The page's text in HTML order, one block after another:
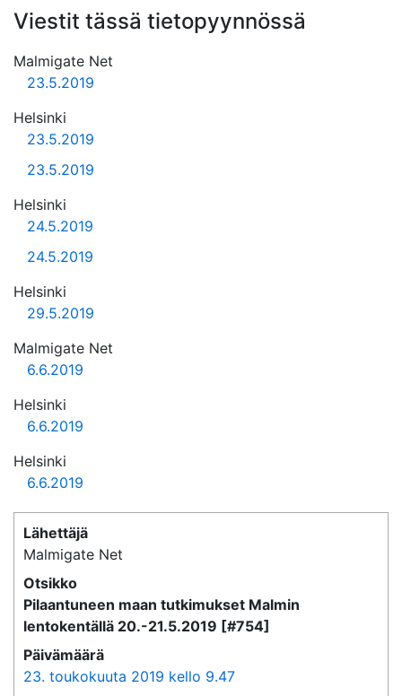
Viestit tässä tietopyynnössä
Malmigate Net
23.5.2019
Helsinki
23.5.2019
23.5.2019
Helsinki
24.5.2019
24.5.2019
Helsinki
29.5.2019
Malmigate Net
6.6.2019
Helsinki
6.6.2019
Helsinki
6.6.2019
Lähettäjä
Malmigate Net
Otsikko
Pilaantuneen maan tutkimukset Malmin
lentokentällä 20.-21.5.2019 [#754]
Päivämäärä
23. toukokuuta 2019 kello 9.47